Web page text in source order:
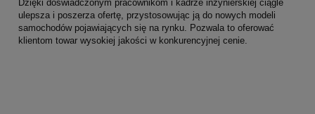
Dzięki doświadczonym pracownikom i kadrze inżynierskiej ciągle
ulepsza i poszerza ofertę, przystosowując ją do nowych modeli
samochodów pojawiających się na rynku. Pozwala to oferować
klientom towar wysokiej jakości w konkurencyjnej cenie.